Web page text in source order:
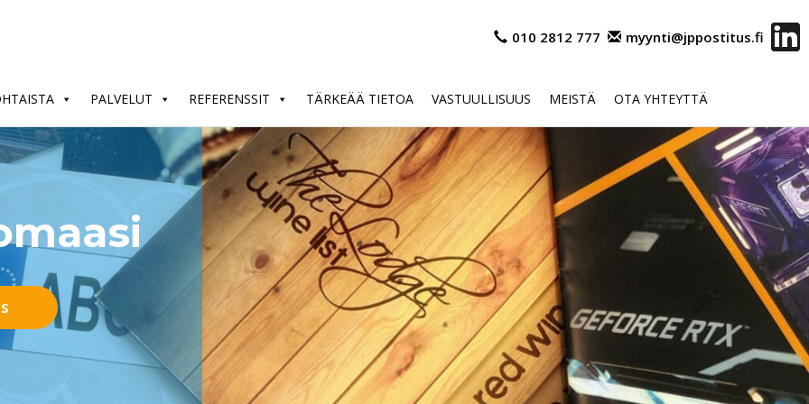
010 2812 777 myynti@jppostitus.fi
PALVELUT REFERENSSIT TÄRKEÄÄ TIETOA VASTUULLISUUS MEISTÄ OTA YHTEYTTÄ